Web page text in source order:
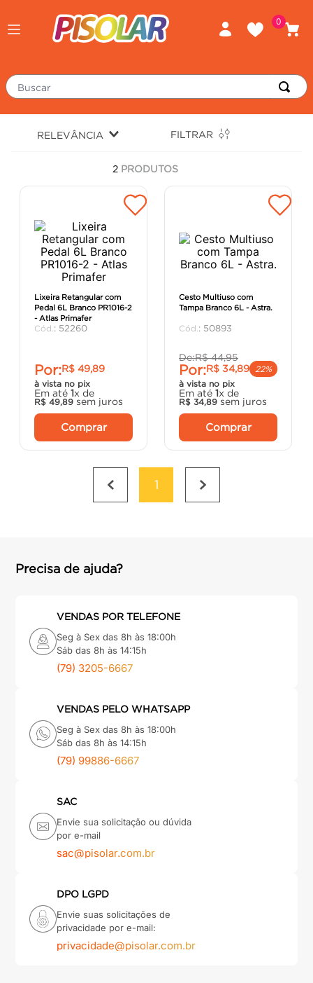
0
Buscar
RELEVÂNCIA FILTRAR
2 PRODUTOS
Lixeira Retangular com
Pedal 6L Branco PR1016-2
- Atlas Primafer
: 52260
Por:R$ 49,89
à vista no pix
Em até 1x de
R$ 49,89 sem juros
Comprar
Cesto Multiuso com
Tampa Branco 6L - Astra.
: 50893
De:R$ 44,95
Por:R$ 34,89
22%
à vista no pix
Em até 1x de
R$ 34,89 sem juros
Comprar
1
Precisa de ajuda?
VENDAS POR TELEFONE
Seg à Sex das 8h às 18:00h
Sáb das 8h às 14:15h
(79) 3205-6667
VENDAS PELO WHATSAPP
Seg à Sex das 8h às 18:00h
Sáb das 8h às 14:15h
(79) 99886-6667
SAC
Envie sua solicitação ou dúvida
por e-mail
sac@pisolar.com.br
DPO LGPD
Envie suas solicitações de
privacidade por e-mail:
privacidade@pisolar.com.br
º tinta
massa corrida
chuveiro
porta
º argamassa
º cimento